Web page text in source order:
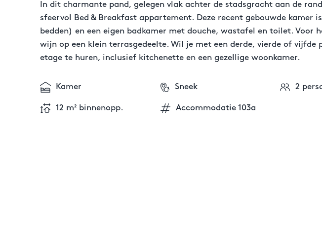
In dit charmante pand, gelegen vlak achter de stadsgracht aan de
sfeervol Bed & Breakfast appartement. Deze recent gebouwde
bedden) en een eigen badkamer met douche, wastafel en toilet.
wijn op een klein terrasgedeelte. Wil je met een derde, vierde of
etage te huren, inclusief kitchenette en een gezellige woonkamer.
Kamer Sneek 2
12 m² binnenopp. Accommodatie 103a